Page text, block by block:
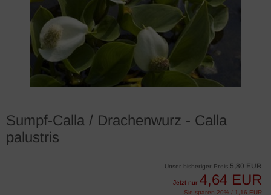
Sumpf-Calla / Drachenwurz - Calla
palustris
Unser bisheriger Preis 5,80 EUR
Jetzt nur 4,64 EUR
Sie sparen 20% / 1,16 EUR